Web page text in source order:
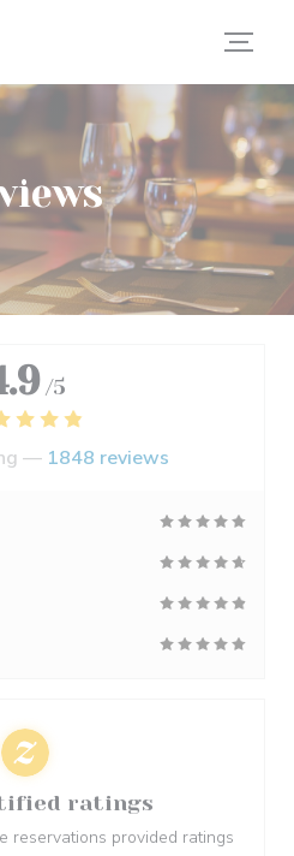
/5
— 1848 reviews
ratings
reservations provided ratings